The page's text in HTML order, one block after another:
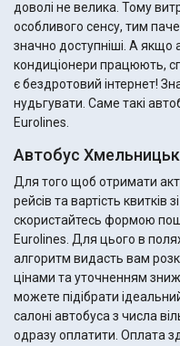
доволі не велика. Тому
особливого сенсу, тим
значно доступніші. А якщо автобус хороший, то там
кондиціонери працюють,
є бездротовий інтернет!
нудьгувати. Саме такі
Eurolines.
Автобус
Для того щоб отримати
рейсів та вартість
скористайтесь формою
Eurolines. Для цього в
алгоритм видасть вам
цінами та уточненням знижок
можете підібрати
салоні автобуса з числа
одразу оплатити. Оплата